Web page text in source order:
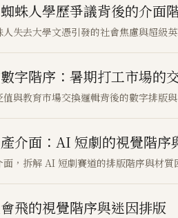
蛛人學歷爭議背後的介面
失去大學文憑引發的社會焦慮與超級
字階序：暑期打工市場的
與教育市場交換邏輯背後的數字排版與
介面：AI 短劇的視覺階序
，拆解 AI 短劇賽道的排版階序與材質
飛的視覺階序與迷因排版